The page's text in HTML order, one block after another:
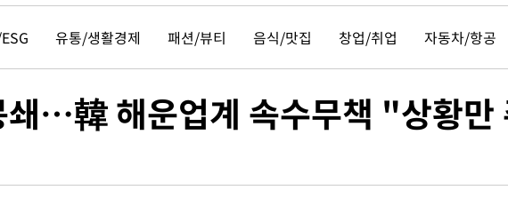
위 입력' 중앙·서울·경기도 선관위 등 9곳
9시 1423.8원
(0.74%) 상승한 807.62개장
서 미니버스 폭발.. 14명 부상, 3명은 중
낮 39도 '폭염중대경보'
유통/생활경제 패션/뷰티 음식/맛집 창업/취업 자동차/항공
쇄…韓 해운업계 속수무책 "상황만